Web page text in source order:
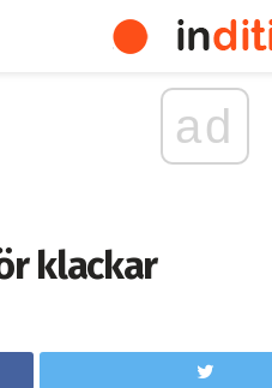
ad
klackar